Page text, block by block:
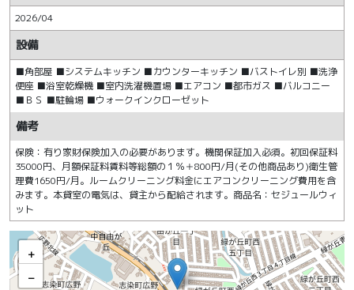
2026/04
設備
■角部屋 ■システムキッチン ■カウンターキッチン ■バストイレ別 ■洗浄
便座 ■浴室乾燥機 ■室内洗濯機置場 ■エアコン ■都市ガス ■バルコニー
■ＢＳ ■駐輪場 ■ウォークインクローゼット
備考
保険：有り家財保険加入の必要があります。機関保証加入必須。初回保証料
35000円、月額保証料賃料等総額の１％＋800円/月(その他商品あり)衛生管
理費1650円/月。ルームクリーニング料金にエアコンクリーニング費用を含
みます。本貸室の電気は、貸主から配給されます。商品名：セジュールウィ
ット
+
−